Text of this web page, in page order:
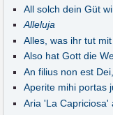
All solch dein Güt
Alleluja
Alles, was ihr tut
Also hat Gott die
An filius non est
Aperite mihi portas
Aria 'La Capriciosa'